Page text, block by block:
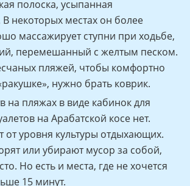
полоска, усыпанная
некоторых местах он более
массажирует ступни при ходьбе,
перемешанный с желтым песком.
пляжей, чтобы комфортно
нужно брать коврик.
на пляжах в виде кабинок для
на Арабатской косе нет.
от уровня культуры отдыхающих.
или убирают мусор за собой,
Но есть и места, где не хочется